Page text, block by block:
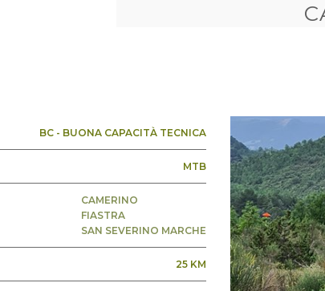
BC - BUONA CAPACITÀ TECNICA
MTB
CAMERINO
FIASTRA
SAN SEVERINO MARCHE
25 KM